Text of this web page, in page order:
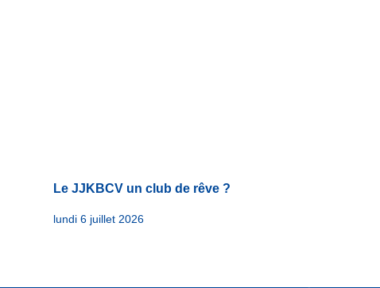
Le JJKBCV un club de rêve ?
lundi 6 juillet 2026